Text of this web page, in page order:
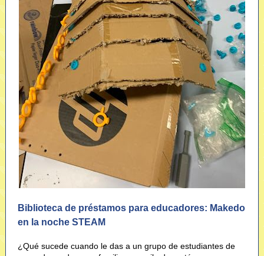
Biblioteca de préstamos para educadores: Makedo
en la noche STEAM
¿Qué sucede cuando le das a un grupo de estudiantes de